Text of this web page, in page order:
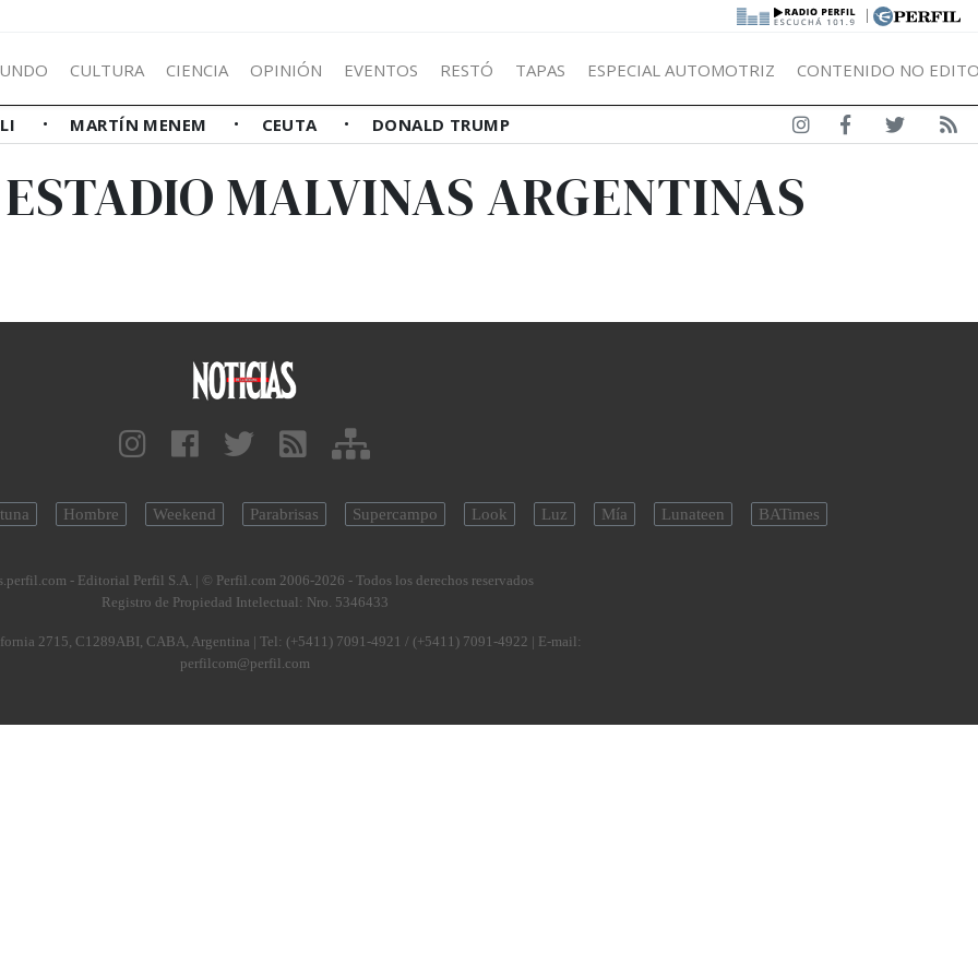
|
CULTURA CIENCIA OPINIÓN EVENTOS RESTÓ TAPAS ESPECIAL AUTOMOTRIZ CONTENIDO NO
MARTÍN MENEM CEUTA DONALD TRUMP
MALVINAS ARGENTINAS
Hombre Weekend Parabrisas Supercampo Look Luz Mía Lunateen BATimes
- Editorial Perfil S.A. | © Perfil.com 2006-2026 - Todos los derechos reservados
Registro de Propiedad Intelectual: Nro. 5346433
2715, C1289ABI, CABA, Argentina | Tel: (+5411) 7091-4921 / (+5411) 7091-4922 | E-mail:
perfilcom@perfil.com